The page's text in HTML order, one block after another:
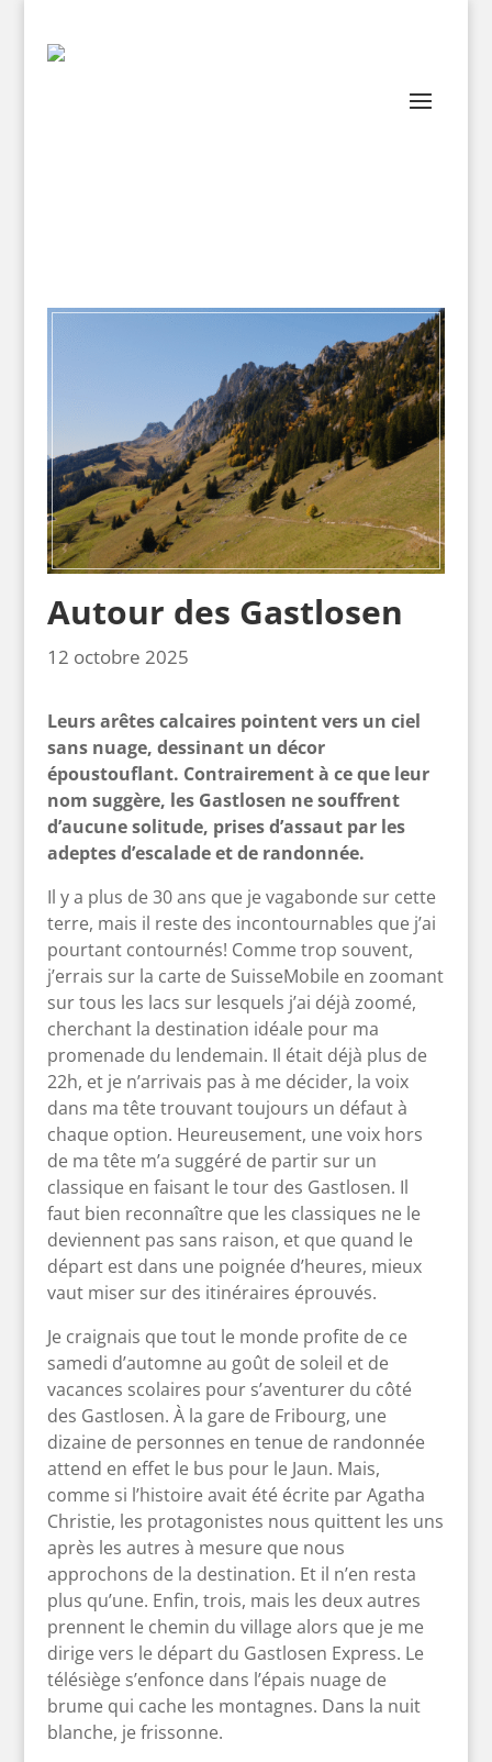
Autour des Gastlosen
12 octobre 2025
Leurs arêtescalcaires pointent vers un ciel
sans nuage, dessinant un décor
époustouflant. Contrairement à ce que leur
nom suggère, les Gastlosen ne souffrent
d’aucune solitude, prises d’assaut par les
adeptes d’escalade et de randonnée.
Il y a plus de 30 ans que je vagabonde sur cette
terre, mais il reste des incontournables que j’ai
pourtant contournés! Comme trop souvent,
j’errais sur la carte de SuisseMobile en zoomant
sur tous les lacs sur lesquels j’ai déjà zoomé,
cherchant la destination idéale pour ma
promenade du lendemain. Il était déjà plus de
22h, et je n’arrivais pas à me décider, la voix
dans ma tête trouvant toujours un défaut à
chaque option. Heureusement, une voix hors
de ma tête m’a suggéré de partir sur un
classique en faisant le tour des Gastlosen. Il
faut bien reconnaître que les classiques ne le
deviennent pas sans raison, et que quand le
départ est dans une poignée d’heures, mieux
vaut miser sur des itinéraires éprouvés.
Je craignais que tout le monde profite de ce
samedi d’automne au goût de soleil et de
vacances scolaires pour s’aventurer du côté
des Gastlosen. À la gare de Fribourg, une
dizaine de personnes en tenue de randonnée
attend en effet le bus pour le Jaun. Mais,
comme si l’histoire avait été écrite par Agatha
Christie, les protagonistes nous quittent les uns
après les autres à mesure que nous
approchons de la destination. Et il n’en resta
plus qu’une. Enfin, trois, mais les deux autres
prennent le chemin du village alors que je me
dirige vers le départ du Gastlosen Express. Le
télésiège s’enfonce dans l’épais nuage de
brume qui cache les montagnes. Dans la nuit
blanche, je frissonne.